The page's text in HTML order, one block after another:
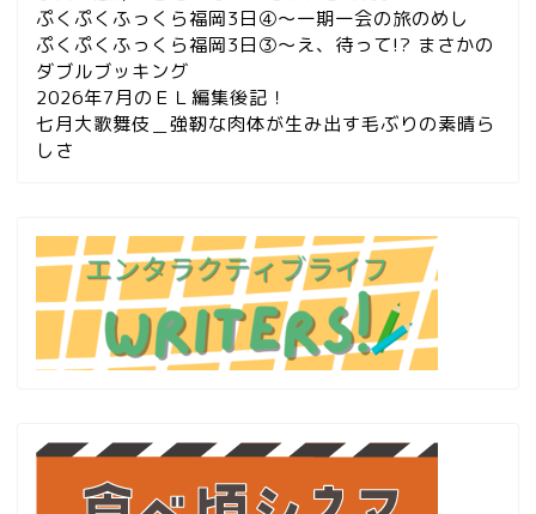
ぷくぷくふっくら福岡3日④～一期一会の旅のめし
ぷくぷくふっくら福岡3日③～え、待って!? まさかの
ダブルブッキング
2026年7月のＥＬ編集後記！
七月大歌舞伎＿強靭な肉体が生み出す毛ぶりの素晴ら
しさ